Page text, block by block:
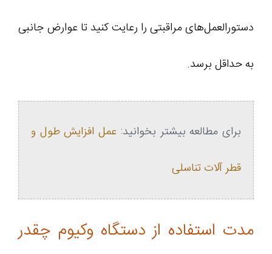
دستورالعمل‌های مراقبتی را رعایت کنید تا عوارض جانبی
به حداقل برسد.
برای مطالعه بیشتر بخوانید: عمل افزایش طول و
قطر آلات تناسلی
مدت استفاده از دستگاه وکیوم چقدر